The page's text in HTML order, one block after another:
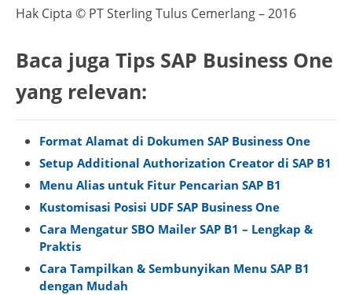
Hak Cipta © PT Sterling Tulus Cemerlang – 2016
Baca juga Tips SAP Business One
yang relevan:
Format Alamat di Dokumen SAP Business One
Setup Additional Authorization Creator di SAP B1
Menu Alias untuk Fitur Pencarian SAP B1
Kustomisasi Posisi UDF SAP Business One
Cara Mengatur SBO Mailer SAP B1 – Lengkap &
Praktis
Cara Tampilkan & Sembunyikan Menu SAP B1
dengan Mudah